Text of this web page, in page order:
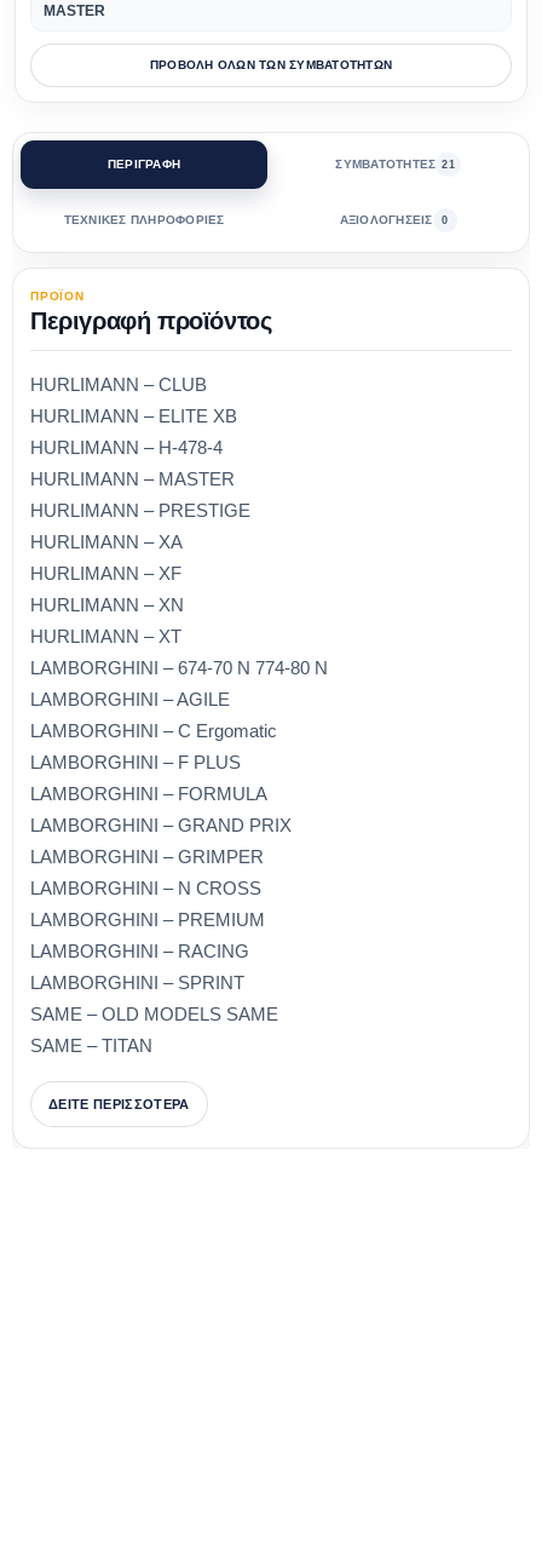
MASTER
ΠΡΟΒΟΛΗ ΟΛΩΝ ΤΩΝ ΣΥΜΒΑΤΟΤΗΤΩΝ
ΠΕΡΙΓΡΑΦΗ ΣΥΜΒΑΤΟΤΗΤΕΣ 21
ΤΕΧΝΙΚΕΣ ΠΛΗΡΟΦΟΡΙΕΣ ΑΞΙΟΛΟΓΗΣΕΙΣ 0
ΠΡΟΪΟΝ
Περιγραφή προϊόντος
HURLIMANN – CLUB
HURLIMANN – ELITE XB
HURLIMANN – H-478-4
HURLIMANN – MASTER
HURLIMANN – PRESTIGE
HURLIMANN – XA
HURLIMANN – XF
HURLIMANN – XN
HURLIMANN – XT
LAMBORGHINI – 674-70 N 774-80 N
LAMBORGHINI – AGILE
LAMBORGHINI – C Ergomatic
LAMBORGHINI – F PLUS
LAMBORGHINI – FORMULA
LAMBORGHINI – GRAND PRIX
LAMBORGHINI – GRIMPER
LAMBORGHINI – N CROSS
LAMBORGHINI – PREMIUM
LAMBORGHINI – RACING
LAMBORGHINI – SPRINT
SAME – OLD MODELS SAME
SAME – TITAN
ΔΕΙΤΕ ΠΕΡΙΣΣΟΤΕΡΑ